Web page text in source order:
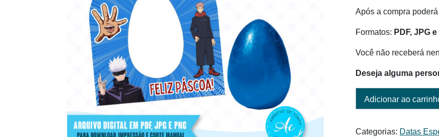
Após a compra
Formatos: PDF, JPG
Você não receberá
Deseja alguma
Adicionar ao
Categorias: Datas